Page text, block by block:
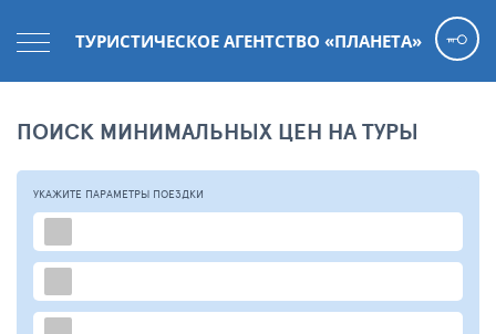
ТУРИСТИЧЕСКОЕ АГЕНТСТВО «ПЛАНЕТА»
ПОИСК МИНИМАЛЬНЫХ ЦЕН НА ТУРЫ
УКАЖИТЕ ПАРАМЕТРЫ ПОЕЗДКИ